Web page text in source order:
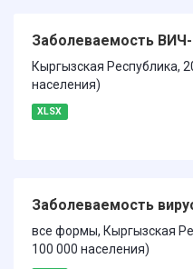
Заболеваемость
Кыргызская Республика,
населения)
XLSX
Заболеваемость
все формы, Кыргызская
100 000 населения)